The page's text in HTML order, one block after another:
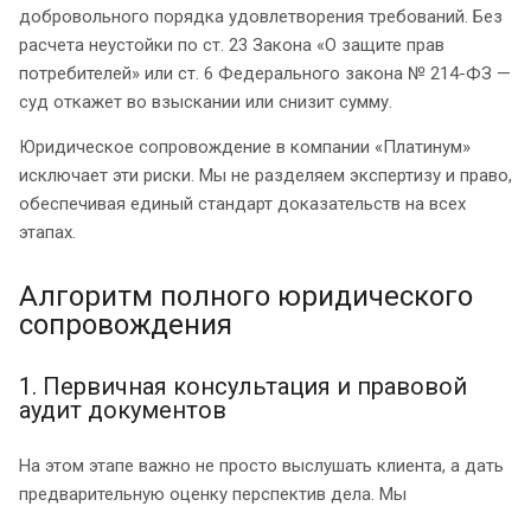
добровольного порядка удовлетворения требований. Без
расчета неустойки по ст. 23 Закона «О защите прав
потребителей» или ст. 6 Федерального закона № 214-ФЗ —
суд откажет во взыскании или снизит сумму.
Юридическое сопровождение в компании «Платинум»
исключает эти риски. Мы не разделяем экспертизу и право,
обеспечивая единый стандарт доказательств на всех
этапах.
Алгоритм полного юридического
сопровождения
1. Первичная консультация и правовой
аудит документов
На этом этапе важно не просто выслушать клиента, а дать
предварительную оценку перспектив дела. Мы